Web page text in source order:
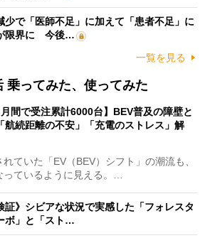
少で「医師不足」に加えて「患者不足」に
限界に 今後…
一覧を見る
乗ってみた、使ってみた
月間で受注累計6000台】BEV普及の障壁と
航続距離の不安」「充電のストレス」解
ていた「EV（BEV）シフト」の潮流も、
ているように見える。…
証》シビアな状況で実感した「フォレスタ
ボ」と「スト…